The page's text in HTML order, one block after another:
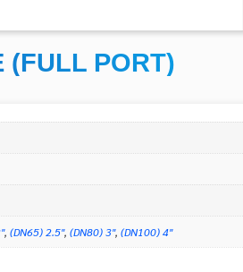
(FULL PORT)
, (DN65) 2.5", (DN80) 3", (DN100) 4"